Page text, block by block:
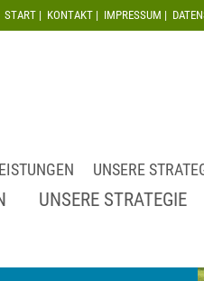
START | KONTAKT | IMPRESSUM |
UNSERE
UNSERE STRATEGIE